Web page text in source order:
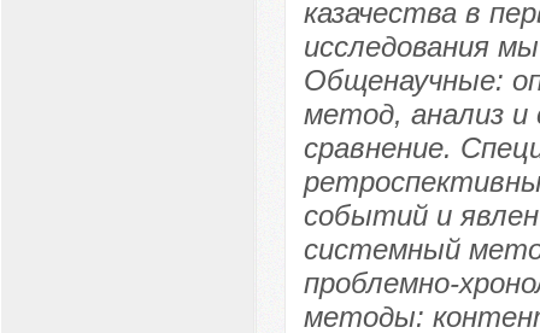
казачества в
исследования
Общенаучные:
метод, анализ
сравнение.
событий и
системный
проблемно-
методы: